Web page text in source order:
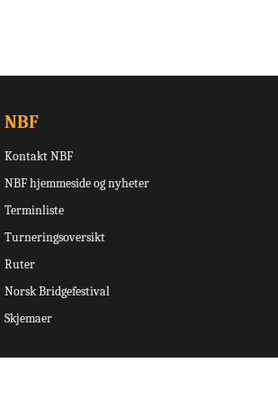
NBF
Kontakt NBF
NBF hjemmeside og nyheter
Terminliste
Turneringsoversikt
Ruter
Norsk Bridgefestival
Skjemaer